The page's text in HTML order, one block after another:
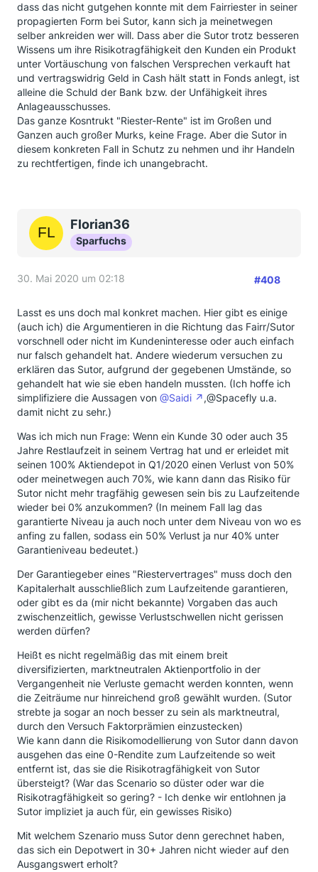
auch nicht bewusst. Ging es doch immer steil bergauf
und man wurde mit einem Abschwung überhaupt
nicht konfrontiert.
Deshalb habe ich mich, leider, auch erst jetzt mal
damit auseinander gesetzt. Ob zu spät oder
rechtzeitig, lassen wir mal so stehen...
dass das nicht gutgehen konnte mit dem Fairriester in seiner
propagierten Form bei Sutor, kann sich ja meinetwegen
selber ankreiden wer will. Dass aber die Sutor trotz besseren
Wissens um ihre Risikotragfähigkeit den Kunden ein Produkt
unter Vortäuschung von falschen Versprechen verkauft hat
und vertragswidrig Geld in Cash hält statt in Fonds anlegt, ist
alleine die Schuld der Bank bzw. der Unfähigkeit ihres
Anlageausschusses.
Das ganze Kosntrukt "Riester-Rente" ist im Großen und
Ganzen auch großer Murks, keine Frage. Aber die Sutor in
diesem konkreten Fall in Schutz zu nehmen und ihr Handeln
zu rechtfertigen, finde ich unangebracht.
Florian36
Sparfuchs
30. Mai 2020 um 02:18 #408
Lasst es uns doch mal konkret machen. Hier gibt es einige
(auch ich) die Argumentieren in die Richtung das Fairr/Sutor
vorschnell oder nicht im Kundeninteresse oder auch einfach
nur falsch gehandelt hat. Andere wiederum versuchen zu
erklären das Sutor, aufgrund der gegebenen Umstände, so
gehandelt hat wie sie eben handeln mussten. (Ich hoffe ich
simplifiziere die Aussagen von @Saidi
,@Spacefly u.a.
damit nicht zu sehr.)
Was ich mich nun Frage: Wenn ein Kunde 30 oder auch 35
Jahre Restlaufzeit in seinem Vertrag hat und er erleidet mit
seinen 100% Aktiendepot in Q1/2020 einen Verlust von 50%
oder meinetwegen auch 70%, wie kann dann das Risiko für
Sutor nicht mehr tragfähig gewesen sein bis zu Laufzeitende
wieder bei 0% anzukommen? (In meinem Fall lag das
garantierte Niveau ja auch noch unter dem Niveau von wo es
anfing zu fallen, sodass ein 50% Verlust ja nur 40% unter
Garantieniveau bedeutet.)
Der Garantiegeber eines "Riestervertrages" muss doch den
Kapitalerhalt ausschließlich zum Laufzeitende garantieren,
oder gibt es da (mir nicht bekannte) Vorgaben das auch
zwischenzeitlich, gewisse Verlustschwellen nicht gerissen
werden dürfen?
Heißt es nicht regelmäßig das mit einem breit
diversifizierten, marktneutralen Aktienportfolio in der
Vergangenheit nie Verluste gemacht werden konnten, wenn
die Zeiträume nur hinreichend groß gewählt wurden. (Sutor
strebte ja sogar an noch besser zu sein als marktneutral,
durch den Versuch Faktorprämien einzustecken)
Wie kann dann die Risikomodellierung von Sutor dann davon
ausgehen das eine 0-Rendite zum Laufzeitende so weit
entfernt ist, das sie die Risikotragfähigkeit von Sutor
übersteigt? (War das Scenario so düster oder war die
Risikotragfähigkeit so gering? - Ich denke wir entlohnen ja
Sutor impliziet ja auch für, ein gewisses Risiko)
Mit welchem Szenario muss Sutor denn gerechnet haben,
das sich ein Depotwert in 30+ Jahren nicht wieder auf den
Ausgangswert erholt?